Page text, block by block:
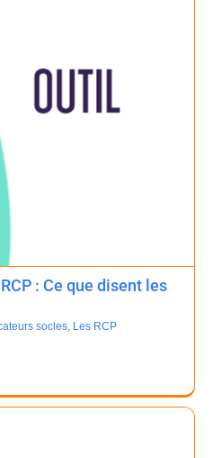
: Ce que disent les
socles, Les RCP